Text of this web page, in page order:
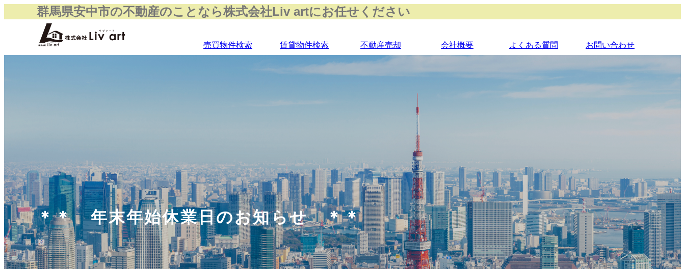
群馬県安中市の不動産のことなら株式会社Liv artにお任せください
売買物件検索 賃貸物件検索 不動産売却 会社概要 よくある質問 お問い合わせ
＊＊ 年末年始休業日のお知らせ ＊＊